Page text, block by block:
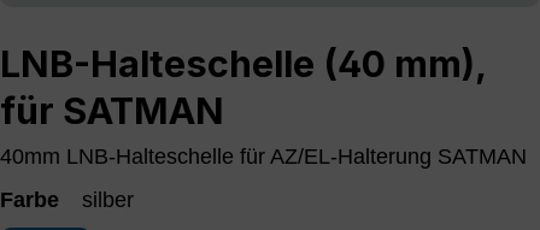
LNB-Halteschelle (40 mm),
für SATMAN
40mm LNB-Halteschelle für AZ/EL-Halterung SATMAN
Farbe
silber